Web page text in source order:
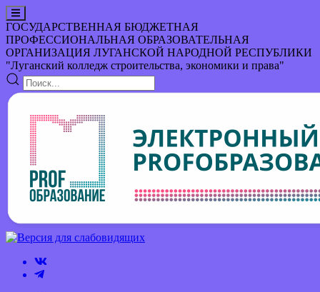
ГОСУДАРСТВЕННАЯ БЮДЖЕТНАЯ
ПРОФЕССИОНАЛЬНАЯ ОБРАЗОВАТЕЛЬНАЯ
ОРГАНИЗАЦИЯ ЛУГАНСКОЙ НАРОДНОЙ РЕСПУБЛИКИ
"Луганский колледж строительства, экономики и права"